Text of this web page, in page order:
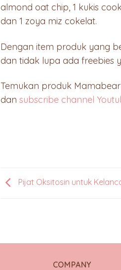
almond oat chip, 1 kukis
dan 1 zoya miz cokelat.
Dengan item produk yang
dan tidak lupa ada freebies
Temukan produk
dan subscribe channel
Pijat Oksitosin untuk
COMPANY